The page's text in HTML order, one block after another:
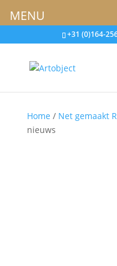
+31 (0)164-
Home / Net gemaakt
nieuws
MENU